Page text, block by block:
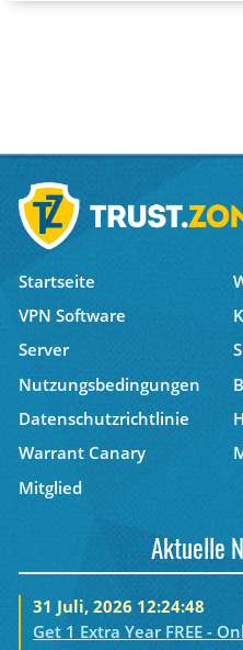
Startseite
VPN Software
Server
Nutzungsbedingungen
Datenschutzrichtlinie
Warrant Canary
Mitglied
Aktuelle
31 Juli, 2026 12:24:48
Get 1 Extra Year FREE -